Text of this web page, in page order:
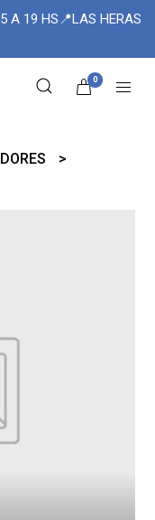
A 19 HS📍LAS HERAS
0